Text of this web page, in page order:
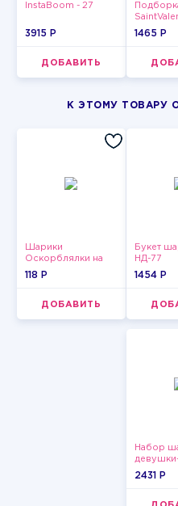
InstaBoom - 27
3915 P
ДОБАВИТЬ
1465 P
К ЭТОМУ ТОВАРУ
Шарики
Оскорблялки на
день рождения для
118 P
ДОБАВИТЬ
Букет
НД-77
1454 P
Набор
девушки-
2431 P